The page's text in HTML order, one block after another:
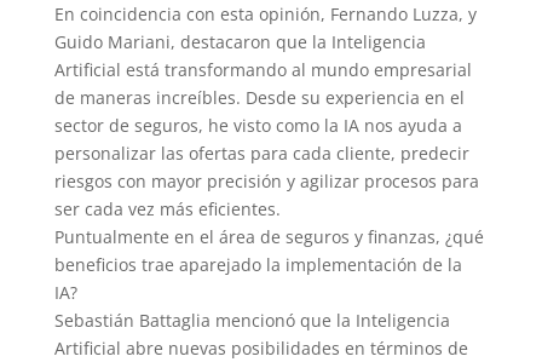
En coincidencia con esta opinión, Fernando Luzza, y
Guido Mariani, destacaron que la Inteligencia
Artificial está transformando al mundo empresarial
de maneras increíbles. Desde su experiencia en el
sector de seguros, he visto como la IA nos ayuda a
personalizar las ofertas para cada cliente, predecir
riesgos con mayor precisión y agilizar procesos para
ser cada vez más eficientes.
Puntualmente en el área de seguros y finanzas, ¿qué
beneficios trae aparejado la implementación de la
IA?
Sebastián Battaglia mencionó que la Inteligencia
Artificial abre nuevas posibilidades en términos de